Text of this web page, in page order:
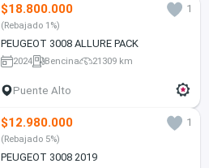
$18.800.000 1
(Rebajado 1%)
PEUGEOT 3008 ALLURE PACK
2024 Bencina 21309 km
Puente Alto
$12.980.000 1
(Rebajado 5%)
PEUGEOT 3008 2019